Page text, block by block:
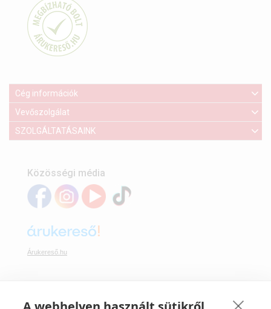
Cég információk
Vevőszolgálat
SZOLGÁLTATÁSAINK
Közösségi média
Árukereső.hu